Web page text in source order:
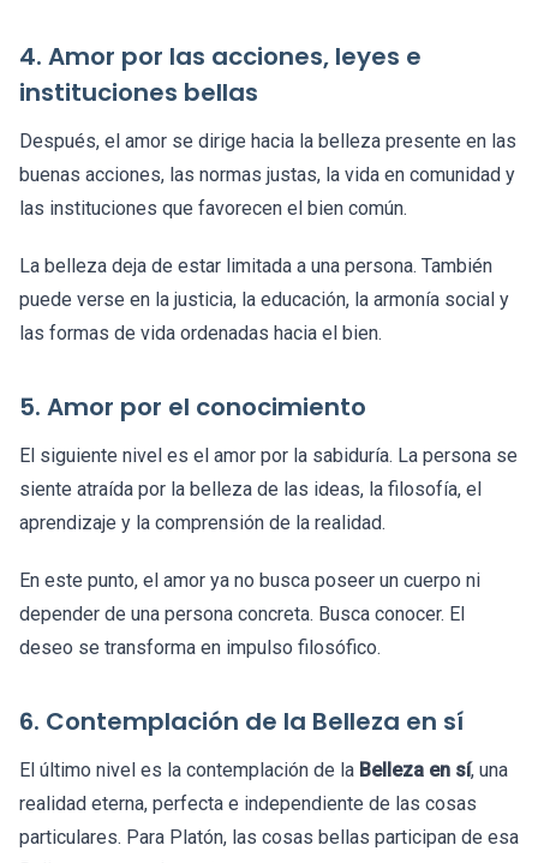
4. Amor por las acciones, leyes e
instituciones bellas
Después, el amor se dirige hacia la belleza presente en las
buenas acciones, las normas justas, la vida en comunidad y
las instituciones que favorecen el bien común.
La belleza deja de estar limitada a una persona. También
puede verse en la justicia, la educación, la armonía social y
las formas de vida ordenadas hacia el bien.
5. Amor por el conocimiento
El siguiente nivel es el amor por la sabiduría. La persona se
siente atraída por la belleza de las ideas, la filosofía, el
aprendizaje y la comprensión de la realidad.
En este punto, el amor ya no busca poseer un cuerpo ni
depender de una persona concreta. Busca conocer. El
deseo se transforma en impulso filosófico.
6. Contemplación de la Belleza en sí
El último nivel es la contemplación de la Belleza en sí, una
realidad eterna, perfecta e independiente de las cosas
particulares. Para Platón, las cosas bellas participan de esa